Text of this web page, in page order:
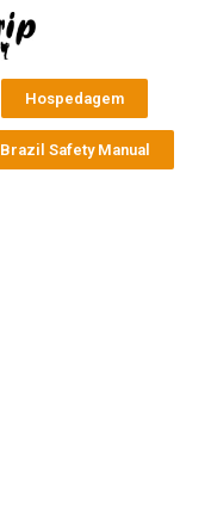
Hospedagem
Brazil Safety Manual